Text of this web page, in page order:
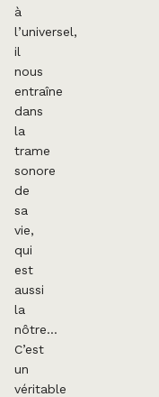
à
l’universel,
il
nous
entraîne
dans
la
trame
sonore
de
sa
vie,
qui
est
aussi
la
nôtre…
C’est
un
véritable